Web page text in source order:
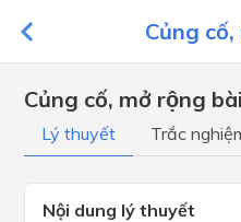
Củng
Củng cố, mở rộng
Lý thuyết Trắc
Nội dung lý thuyết